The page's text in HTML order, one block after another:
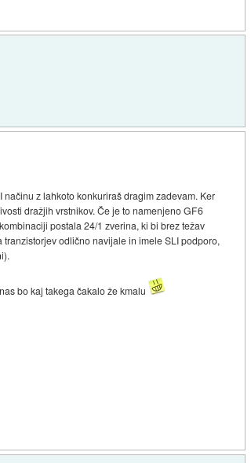
z lahkoto konkuriraš dragim zadevam. Ker
dražjih vrstnikov. Če je to namenjeno GF6
postala 24/1 zverina, ki bi brez težav
odlično navijale in imele SLI podporo,
bo kaj takega čakalo že kmalu